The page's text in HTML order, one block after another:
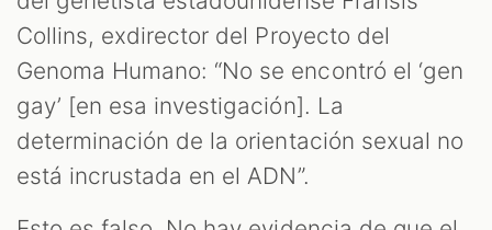
Collins, exdirector del Proyecto del
Genoma Humano: “No se encontró el ‘gen
gay’ [en esa investigación]. La
determinación de la orientación sexual no
está incrustada en el ADN”.